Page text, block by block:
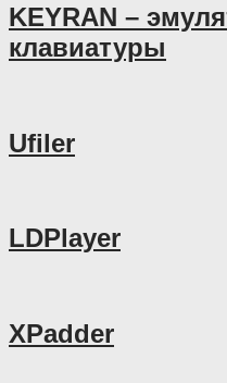
KEYRAN –
клавиатуры
Ufiler
LDPlayer
XPadder